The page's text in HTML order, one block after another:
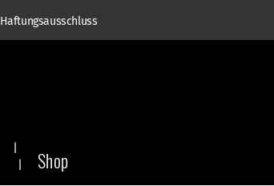
Haftungsausschluss
Shop